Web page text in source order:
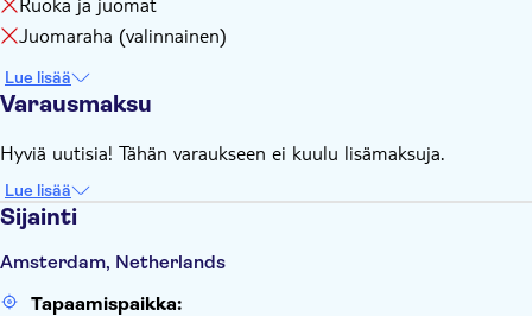
Juomaraha (valinnainen)
Lue lisää
Varausmaksu
Hyviä uutisia! Tähän varaukseen ei kuulu lisämaksuja.
Lue lisää
Sijainti
Amsterdam, Netherlands
Tapaamispaikka: